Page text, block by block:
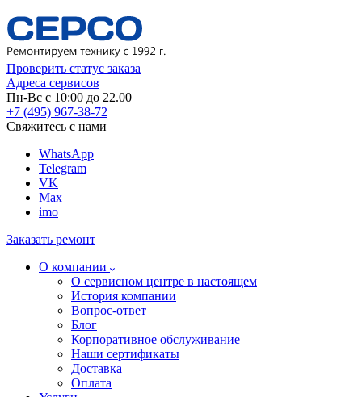
Проверить статус заказа
Адреса сервисов
Пн-Вс с 10:00 до 22.00
+7 (495) 967-38-72
Свяжитесь с нами
WhatsApp
Telegram
VK
Max
imo
Заказать ремонт
О компании
О сервисном центре в настоящем
История компании
Вопрос-ответ
Блог
Корпоративное обслуживание
Наши сертификаты
Доставка
Оплата